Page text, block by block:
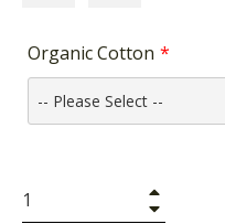
Organic Cotton